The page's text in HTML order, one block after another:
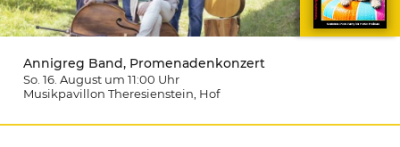
Annigreg Band, Promenadenkonzert
So. 16. August um 11:00 Uhr
Musikpavillon Theresienstein , Hof